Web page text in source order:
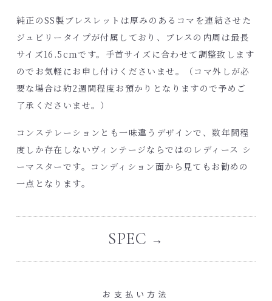
純正のSS製ブレスレットは厚みのあるコマを連結させた
ジュビリータイプが付属しており、ブレスの内周は最長
サイズ16.5cｍです。手首サイズに合わせて調整致します
のでお気軽にお申し付けくださいませ。（コマ外しが必
要な場合は約2週間程度お預かりとなりますので予めご
了承くださいませ。）
コンステレーションとも一味違うデザインで、数年間程
度しか存在しないヴィンテージならではのレディース シ
ーマスターです。コンディション面から見てもお勧めの
一点となります。
SPEC
お支払い方法